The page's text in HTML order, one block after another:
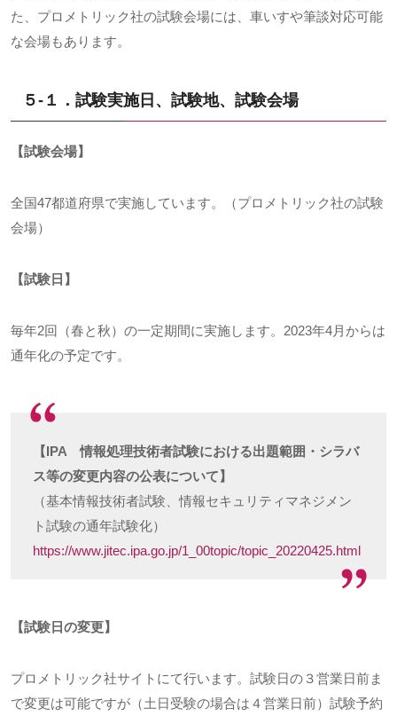
た、プロメトリック社の試験会場には、車いすや筆談対応可能
な会場もあります。
５-１．試験実施日、試験地、試験会場
【試験会場】
全国47都道府県で実施しています。（プロメトリック社の試験
会場）
【試験日】
毎年2回（春と秋）の一定期間に実施します。 2023年4月からは
通年化の予定です。
【IPA 情報処理技術者試験における出題範囲・シラバ
ス等の変更内容の公表について】
（基本情報技術者試験、情報セキュリティマネジメン
ト試験の通年試験化）
https://www.jitec.ipa.go.jp/1_00topic/topic_20220425.html
【試験日の変更】
プロメトリック社サイトにて行います。試験日の３営業日前ま
で変更は可能ですが（土日受験の場合は４営業日前）試験予約